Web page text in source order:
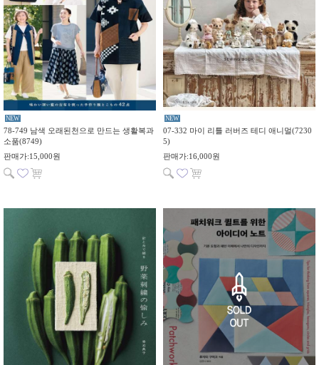
NEW
78-749 남색 오래된천으로 만드는 생활복과
소품(8749)
판매가:15,000원
NEW
07-332 마이 리틀 러버즈 테디 애니멀(7230
5)
판매가:16,000원